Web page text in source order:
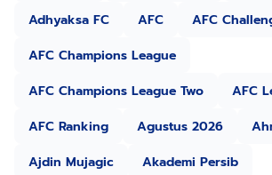
Adhyaksa FC
AFC
AFC
AFC Champions League
AFC Champions League Two
AFC
AFC Ranking
Agustus 2026
Ajdin Mujagic
Akademi Persib